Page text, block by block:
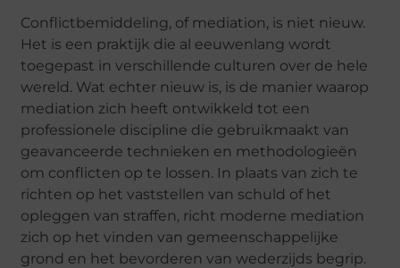
Conflictbemiddeling, of mediation, is niet nieuw.
Het is een praktijk die al eeuwenlang wordt
toegepast in verschillende culturen over de hele
wereld. Wat echter nieuw is, is de manier waarop
mediation zich heeft ontwikkeld tot een
professionele discipline die gebruikmaakt van
geavanceerde technieken en methodologieën
om conflicten op te lossen. In plaats van zich te
richten op het vaststellen van schuld of het
opleggen van straffen, richt moderne mediation
zich op het vinden van gemeenschappelijke
grond en het bevorderen van wederzijds begrip.